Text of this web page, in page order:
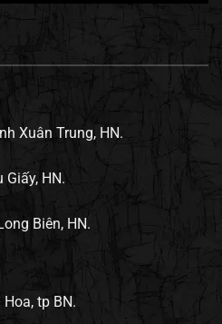
Xuân Trung, HN.
Giấy, HN.
Biên, HN.
tp BN.